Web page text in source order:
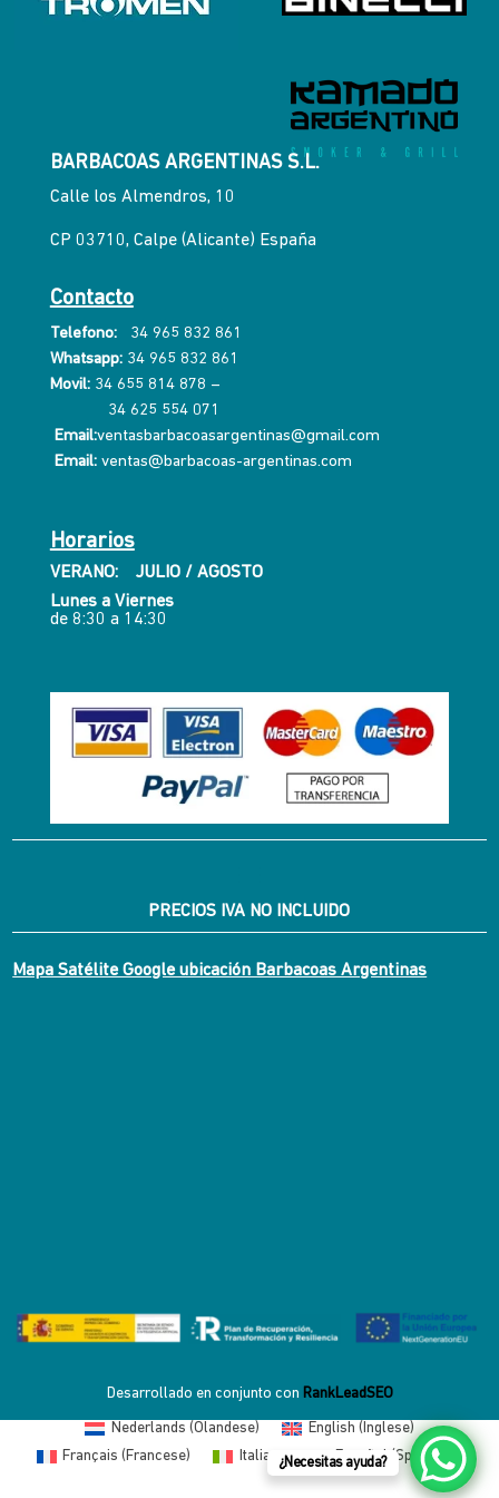
BARBACOAS ARGENTINAS S.L.
Calle los Almendros, 10
CP 03710, Calpe (Alicante) España
Contacto
Telefono:
34 965 832 861
Whatsapp:34 965 832 861
Movil: 34 655 814 878 –
34 625 554 071
Email:ventasbarbacoasargentinas@gmail.com
Email: ventas@barbacoas-argentinas.com
Horarios
VERANO: JULIO / AGOSTO
Lunes a Viernes
de 8:30 a 14:30
PRECIOS IVA NO INCLUIDO
Mapa Satélite Google ubicación Barbacoas Argentinas
Desarrollado en conjunto con RankLeadSEO
¿Necesitas ayuda?
Nederlands (Olandese) English (Inglese)
Français (Francese) Italiano Español Spagnolo )